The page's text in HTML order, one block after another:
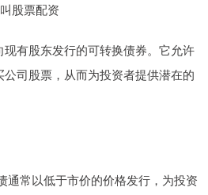
股票配资
有股东发行的可转换债券。它允许
司股票，从而为投资者提供潜在的
通常以低于市价的价格发行，为投资